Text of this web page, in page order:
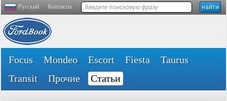
Русский Контакты
Focus Mondeo Escort Fiesta
Taurus
Transit
Прочие Статьи